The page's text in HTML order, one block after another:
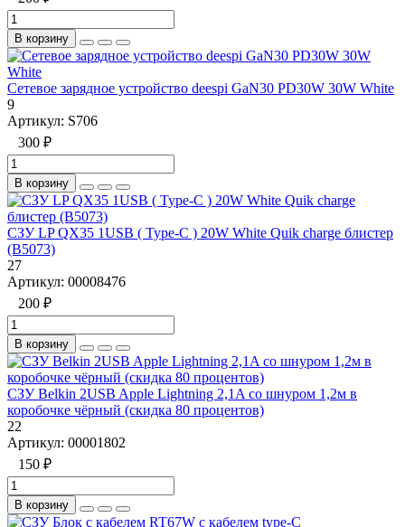
В корзину
Сетевое зарядное устройство deespi GaN30 PD30W 30W White
9
Артикул: S706
300 ₽
В корзину
СЗУ LP QX35 1USB ( Type-C ) 20W White Quik charge блистер
(B5073)
27
Артикул: 00008476
200 ₽
В корзину
СЗУ Belkin 2USB Apple Lightning 2,1A со шнуром 1,2м в
коробочке чёрный (скидка 80 процентов)
22
Артикул: 00001802
150 ₽
В корзину